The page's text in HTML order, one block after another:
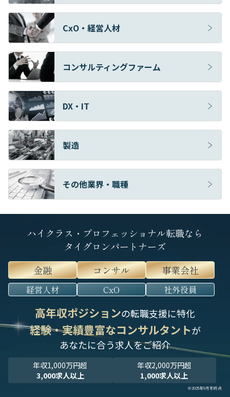
CxO・経営人材
コンサルティングファーム
DX・IT
製造
その他業界・職種
ハイクラス・プロフェッショナル転職なら
タイグロンパートナーズ
金融
コンサル 事業会社
経営人材 CxO 社外役員
高年収ポジションの転職支援に特化
経験・実績豊富なコンサルタントが
あなたに合う求人をご紹介
年収1,000万円超
3,000求人以上
年収2,000万円超
1,000求人以上
※2025年9月末時点